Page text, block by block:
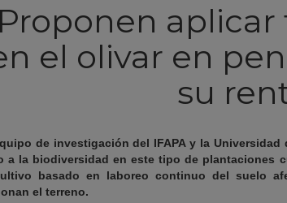
Proponen
el olivar en
su
de investigación del IFAPA y la
a la biodiversidad en este tipo de plantaciones
basado en laboreo continuo del suelo
el terreno.